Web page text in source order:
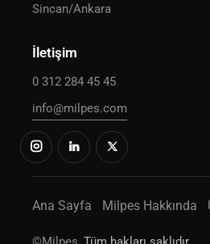
Sincan/Ankara
İletişim
0 312 284 45 45
info@milpes.com
Ana Sayfa Milpes Hakkında